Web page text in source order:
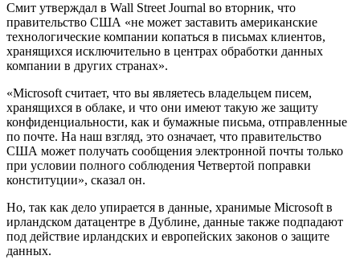
Смит утверждал в Wall Street Journal во вторник, что
правительство США «не может заставить американские
технологические компании копаться в письмах клиентов,
хранящихся исключительно в центрах обработки данных
компании в других странах».
«Microsoft считает, что вы являетесь владельцем писем,
хранящихся в облаке, и что они имеют такую же защиту
конфиденциальности, как и бумажные письма, отправленные
по почте. На наш взгляд, это означает, что правительство
США может получать сообщения электронной почты только
при условии полного соблюдения Четвертой поправки
конституции», сказал он.
Но, так как дело упирается в данные, хранимые Microsoft в
ирландском датацентре в Дублине, данные также подпадают
под действие ирландских и европейских законов о защите
данных.